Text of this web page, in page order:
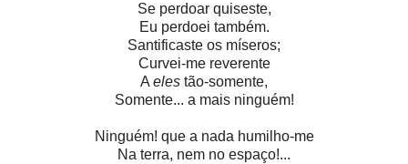
Se perdoar quiseste,
Eu perdoei também.
Santificaste os míseros;
Curvei-me reverente
Aeles tão-somente,
Somente... a mais ninguém!
Ninguém! que a nada humilho-me
Na terra, nem no espaço!...